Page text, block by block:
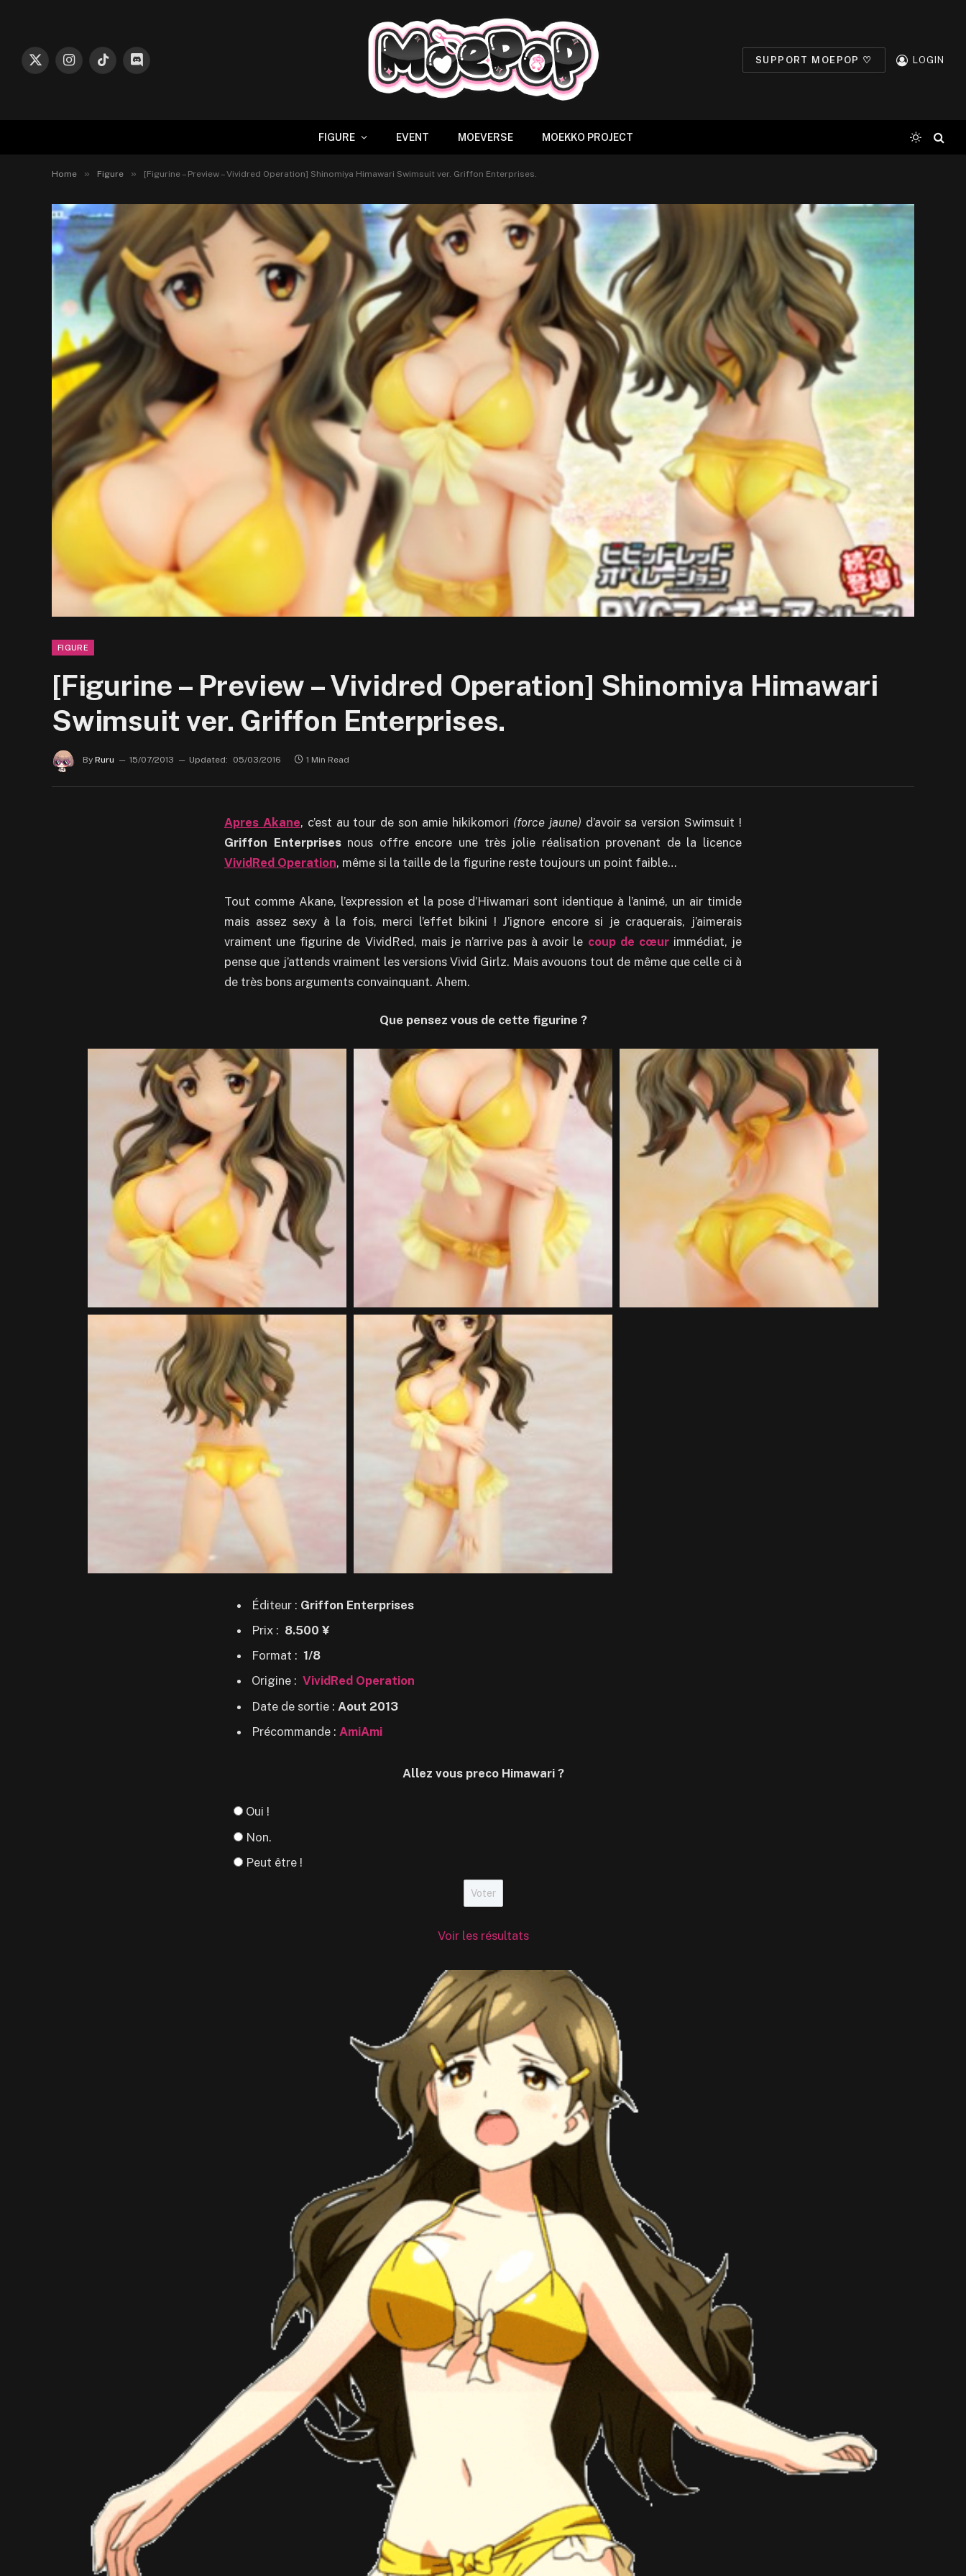
X
InstagramTikTokDiscord
SUPPORT MOEPOP ♡ LOGIN
FIGURE EVENT MOEVERSE MOEKKO PROJECT
Home » Figure » [Figurine – Preview – Vividred Operation] Shinomiya Himawari Swimsuit ver. Griffon Enterprises.
FIGURE
[Figurine – Preview – Vividred Operation] Shinomiya Himawari
Swimsuit ver. Griffon Enterprises.
By Ruru 15/07/2013 Updated: 05/03/2016 1 Min Read
Apres Akane, c’est au tour de son amie hikikomori (force jaune) d’avoir sa version Swimsuit !
Griffon Enterprisesnous offre encore une très jolie réalisation provenant de la licence
VividRed Operation, même si la taille de la figurine reste toujours un point faible…
Tout comme Akane, l’expression et la pose d’Hiwamari sont identique à l’animé, un air timide
mais assez sexy à la fois, merci l’effet bikini ! J’ignore encore si je craquerais, j’aimerais
vraiment une figurine de VividRed, mais je n’arrive pas à avoir le coup de cœurimmédiat, je
pense que j’attends vraiment les versions Vivid Girlz. Mais avouons tout de même que celle ci à
de très bons arguments convainquant. Ahem.
Que pensez vous de cette figurine ?
Éditeur : Griffon Enterprises
Prix : 8.500 ¥
Format : 1/8
Origine : VividRed Operation
Date de sortie : Aout 2013
Précommande : AmiAmi
Allez vous preco Himawari ?
Oui !
Non.
Peut être !
Voir les résultats